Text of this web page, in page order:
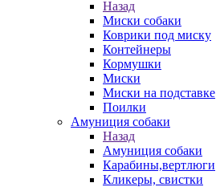
Назад
Миски собаки
Коврики под миску
Контейнеры
Кормушки
Миски
Миски на подставке
Поилки
Амуниция собаки
Назад
Амуниция собаки
Карабины,вертлюги
Кликеры, свистки